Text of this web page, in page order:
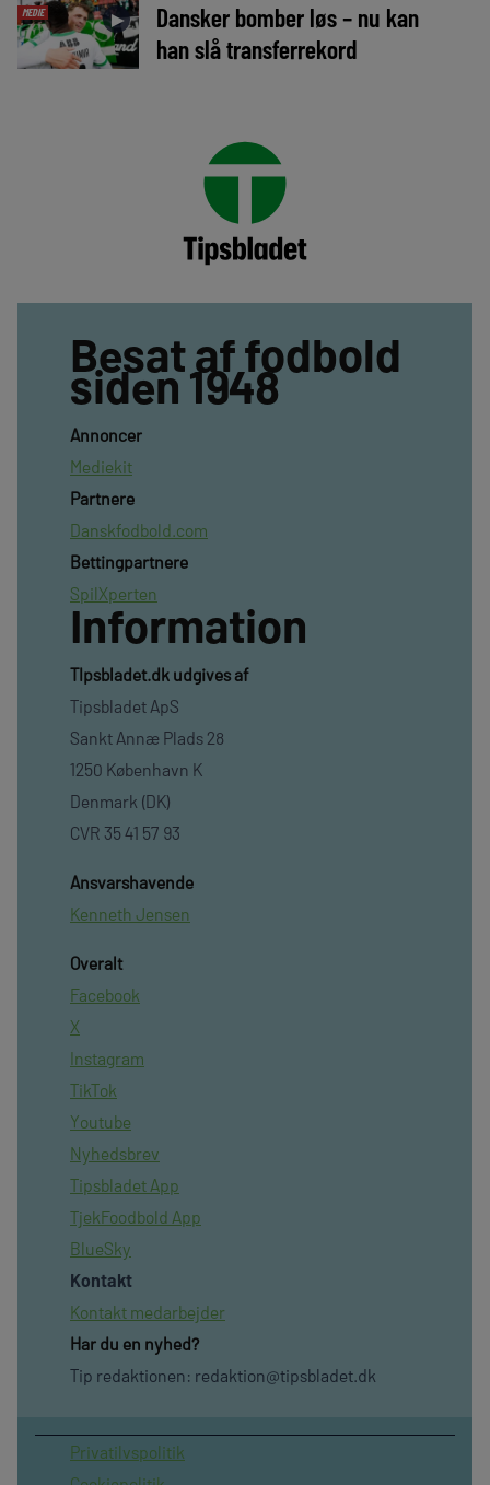
MEDIE ►
Dansker bomber løs – nu kan
han slå transferrekord
Besat af fodbold
siden 1948
Annoncer
Mediekit
Partnere
Danskfodbold.com
Bettingpartnere
SpilXperten
Information
TIpsbladet.dk udgives af
Tipsbladet ApS
Sankt Annæ Plads 28
1250 København K
Denmark (DK)
CVR 35 41 57 93
Ansvarshavende
Kenneth Jensen
Overalt
Facebook
X
Instagram
TikTok
Youtube
Nyhedsbrev
Tipsbladet App
TjekFoodbold App
BlueSky
Kontakt
Kontakt medarbejder
Har du en nyhed?
Tip redaktionen: redaktion@tipsbladet.dk
Privatilvspolitik